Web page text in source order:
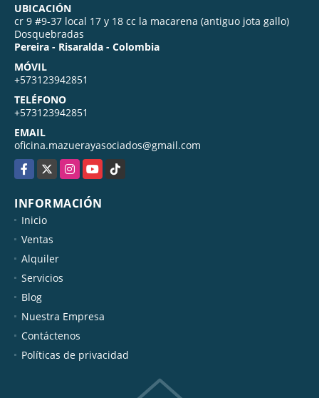
UBICACIÓN
cr 9 #9-37 local 17 y 18 cc la macarena (antiguo jota gallo)
Dosquebradas
Pereira - Risaralda - Colombia
MÓVIL
+573123942851
TELÉFONO
+573123942851
EMAIL
oficina.mazuerayasociados@gmail.com
Facebook
X InstagramYouTubeTikTok
INFORMACIÓN
Inicio
Ventas
Alquiler
Servicios
Blog
Nuestra Empresa
Contáctenos
Políticas de privacidad